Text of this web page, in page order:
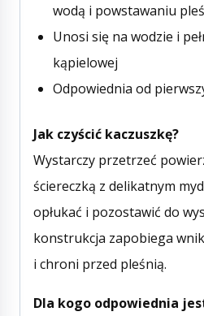
wodą i powstawaniu
Unosi się na wodzie i
kąpielowej
Odpowiednia od
Jak czyścić kaczuszkę?
Wystarczy przetrzeć
ściereczką z delikatnym
opłukać i pozostawić do
konstrukcja zapobiega
i chroni przed pleśnią.
Dla kogo odpowiednia